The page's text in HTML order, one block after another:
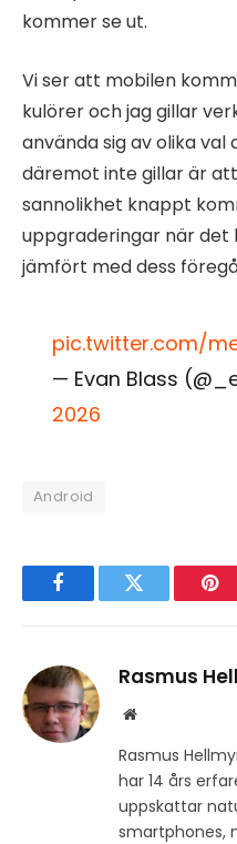
kommer se ut.
Vi ser att mobilen
kulörer och jag gillar
använda sig av olika val
däremot inte gillar är
sannolikhet knappt
uppgraderingar när
jämfört med dess
pic.twitter.com/
— Evan Blass
2026
Android
FacebookTwitter
Rasmus
Website
Rasmus
har 14 års
uppskattar
smartphones,